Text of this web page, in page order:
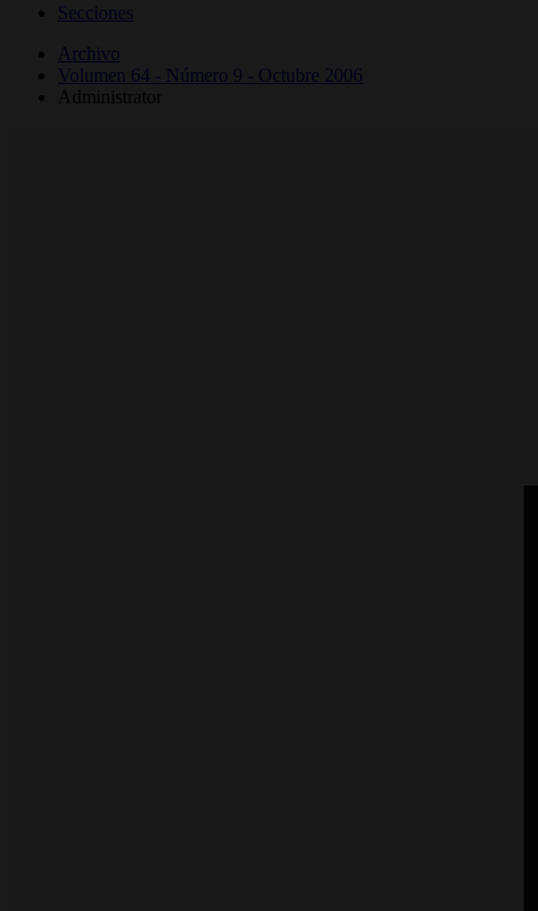
Secciones
Archivo
Volumen 64 - Número 9 - Octubre 2006
Administrator